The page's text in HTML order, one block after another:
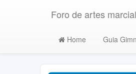
Foro de artes
Home Guia